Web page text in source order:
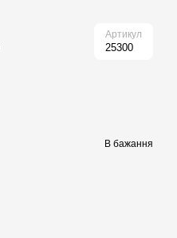
Артикул
25300
В бажання